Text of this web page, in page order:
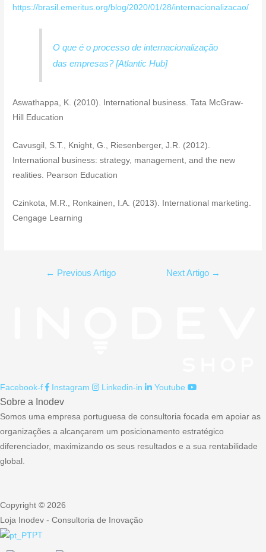
https://brasil.emeritus.org/blog/2020/01/28/internacionalizacao/
O que é o processo de internacionalização
das empresas? [Atlantic Hub]
Aswathappa, K. (2010). International business. Tata McGraw-
Hill Education
Cavusgil, S.T., Knight, G., Riesenberger, J.R. (2012).
International business: strategy, management, and the new
realities. Pearson Education
Czinkota, M.R., Ronkainen, I.A. (2013). International marketing.
Cengage Learning
Navegação
← Previous Artigo Next Artigo →
Facebook-f Instagram Linkedin-in Youtube
Sobre a Inodev
Somos uma empresa portuguesa de consultoria focada em apoiar as
organizações a alcançarem um posicionamento estratégico
diferenciador, maximizando os seus resultados e a sua rentabilidade
global.
Copyright © 2026
Loja Inodev - Consultoria de Inovação
PT